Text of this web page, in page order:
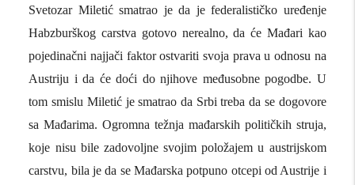
Svetozar Miletić smatrao je da je federalističko uređenje
Habzburškog carstva gotovo nerealno, da će Mađari kao
pojedinačni najjači faktor ostvariti svoja prava u odnosu na
Austriju i da će doći do njihove međusobne pogodbe. U
tom smislu Miletić je smatrao da Srbi treba da se dogovore
sa Mađarima. Ogromna težnja mađarskih političkih struja,
koje nisu bile zadovoljne svojim položajem u austrijskom
carstvu, bila je da se Mađarska potpuno otcepi od Austrije i